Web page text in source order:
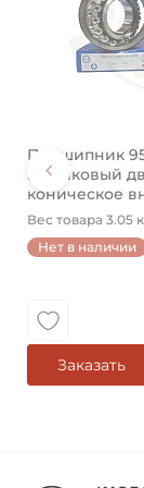
Подшипник
шариковый
коническое
Вес товара 3.05
Нет в наличии
Заказать